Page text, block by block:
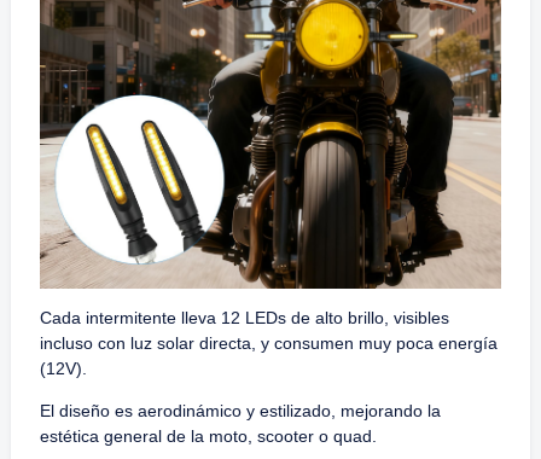
Cada intermitente lleva 12 LEDs de alto brillo, visibles
incluso con luz solar directa, y consumen muy poca energía
(12V).
El diseño es aerodinámico y estilizado, mejorando la
estética general de la moto, scooter o quad.